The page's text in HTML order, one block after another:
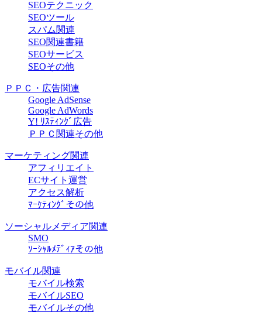
SEOテクニック
SEOツール
スパム関連
SEO関連書籍
SEOサービス
SEOその他
ＰＰＣ・広告関連
Google AdSense
Google AdWords
Y! ﾘｽﾃｨﾝｸﾞ広告
ＰＰＣ関連その他
マーケティング関連
アフィリエイト
ECサイト運営
アクセス解析
ﾏｰｹﾃｨﾝｸﾞその他
ソーシャルメディア関連
SMO
ｿｰｼｬﾙﾒﾃﾞｨｱその他
モバイル関連
モバイル検索
モバイルSEO
モバイルその他